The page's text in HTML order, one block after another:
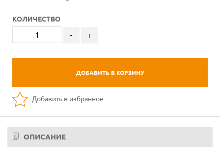
КОЛИЧЕСТВО
- +
ДОБАВИТЬ В КОРЗИНУ
Добавить в избранное
ОПИСАНИЕ